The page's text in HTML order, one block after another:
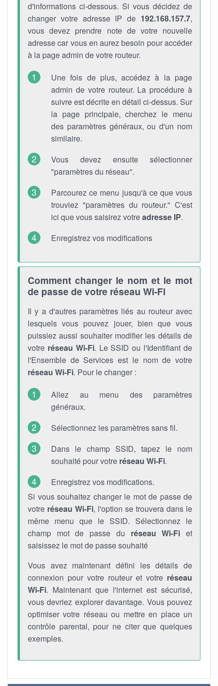
d'informations ci-dessous. Si vous décidez de
changer votre adresse IP de 192.168.157.7,
vous devez prendre note de votre nouvelle
adresse car vous en aurez besoin pour accéder
à la page admin de votre routeur.
Une fois de plus, accédez à la page
admin de votre routeur. La procédure à
suivre est décrite en détail ci-dessus. Sur
la page principale, cherchez le menu
des paramètres généraux, ou d'un nom
similaire.
Vous devez ensuite sélectionner
"paramètres du réseau".
Parcourez ce menu jusqu'à ce que vous
trouviez "paramètres du routeur." C'est
ici que vous saisirez votreadresse IP.
Enregistrez vos modifications
Comment changer le nom et le mot
de passe de votre réseau Wi-Fi
Il y a d'autres paramètres liés au routeur avec
lesquels vous pouvez jouer, bien que vous
puissiez aussi souhaiter modifier les détails de
votre réseau Wi-Fi. Le SSID ou l'Identifiant de
l'Ensemble de Services est le nom de votre
réseau Wi-Fi. Pour le changer :
Allez au menu des paramètres
généraux.
Sélectionnez les paramètres sans fil.
Dans le champ SSID, tapez le nom
souhaité pour votre réseau Wi-Fi.
Enregistrez vos modifications.
Si vous souhaitez changer le mot de passe de
votre réseau Wi-Fi, l'option se trouvera dans le
même menu que le SSID. Sélectionnez le
champ mot de passe du réseau Wi-Fi et
saisissez le mot de passe souhaité
Vous avez maintenant défini les détails de
connexion pour votre routeur et votre réseau
Wi-Fi. Maintenant que l'internet est sécurisé,
vous devriez explorer davantage. Vous pouvez
optimiser votre réseau ou mettre en place un
contrôle parental, pour ne citer que quelques
exemples.